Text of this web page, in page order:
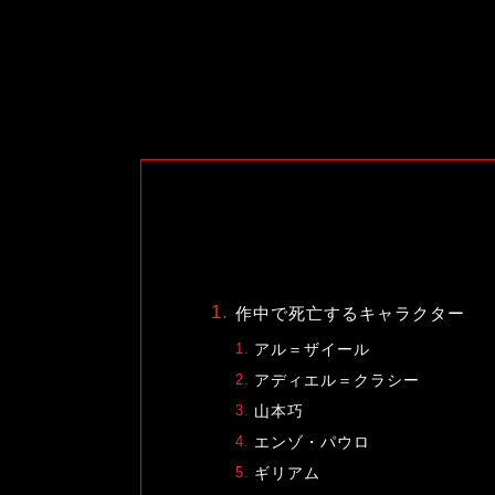
作中で死亡するキャラクター
アル＝ザイール
アディエル＝クラシー
山本巧
エンゾ・パウロ
ギリアム